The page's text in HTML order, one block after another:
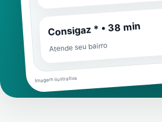
Consigaz * • 38 min
Atende seu bairro
Imagem ilustrativa